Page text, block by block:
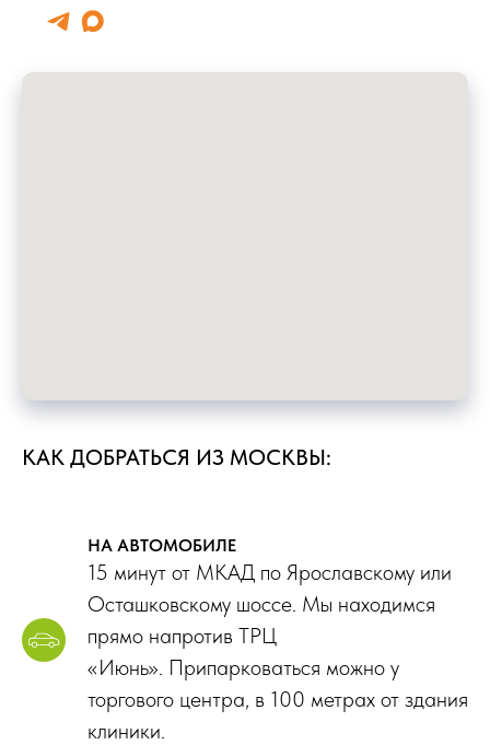
КАК ДОБРАТЬСЯ ИЗ МОСКВЫ:
НА АВТОМОБИЛЕ
15 минут от МКАД по Ярославскому или
Осташковскому шоссе. Мы находимся
прямо напротив ТРЦ
«Июнь». Припарковаться можно у
торгового центра, в 100 метрах от здания
клиники.